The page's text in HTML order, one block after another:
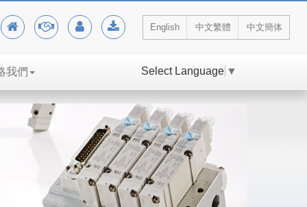
English 中文繁體 中文簡体
我們 Select Language ▼